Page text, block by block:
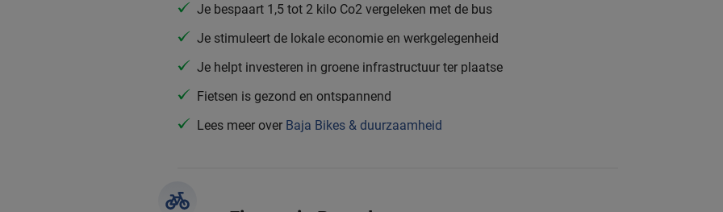
Je bespaart 1,5 tot 2 kilo Co2 vergeleken met de bus
Je stimuleert de lokale economie en werkgelegenheid
Je helpt investeren in groene infrastructuur ter plaatse
Fietsen is gezond en ontspannend
Lees meer over Baja Bikes & duurzaamheid